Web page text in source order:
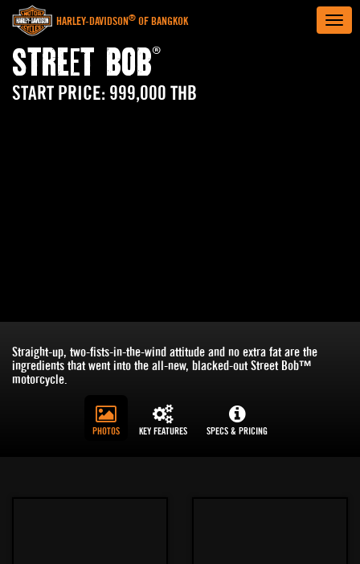
HARLEY-DAVIDSON ® OF BANGKOK
STREET BOB®
START PRICE: 999,000 THB
Straight-up, two-fists-in-the-wind attitude and no extra fat are the
ingredients that went into the all-new, blacked-out Street Bob™
motorcycle.
PHOTOS KEY FEATURES SPECS & PRICING